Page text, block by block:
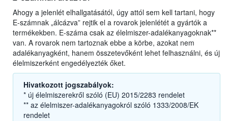
Ahogy a jelenlét elhallgatásától, úgy attól sem kell tartani, hogy
E-számnak „álcázva” rejtik el a rovarok jelenlétét a gyártók a
termékekben. E-száma csak az élelmiszer-adalékanyagoknak**
van. A rovarok nem tartoznak ebbe a körbe, azokat nem
adalékanyagként, hanem összetevőként lehet felhasználni, és új
élelmiszerként engedélyezték őket.
Hivatkozott jogszabályok:
* új élelmiszerekről szóló (EU) 2015/2283 rendelet
** az élelmiszer-adalékanyagokról szóló 1333/2008/EK
rendelet